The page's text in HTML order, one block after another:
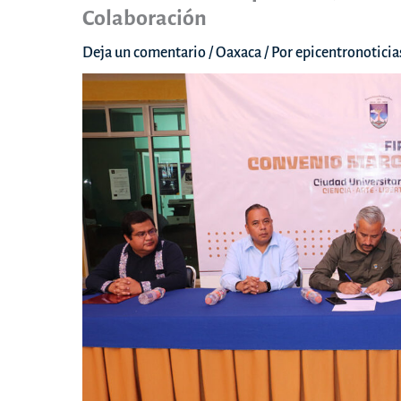
Colaboración
Deja un comentario/Oaxaca/ Por